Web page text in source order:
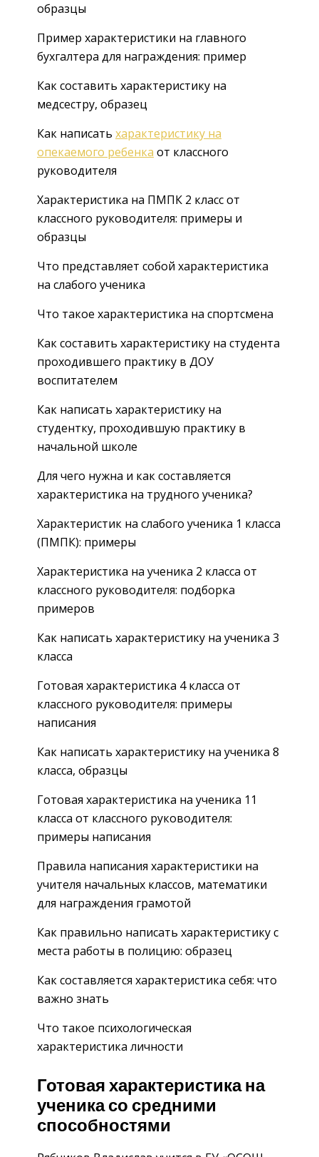
образцы
Пример характеристики на главного
бухгалтера для награждения: пример
Как составить характеристику на
медсестру, образец
Как написать характеристику на
опекаемого ребенка от классного
руководителя
Характеристика на ПМПК 2 класс от
классного руководителя: примеры и
образцы
Что представляет собой характеристика
на слабого ученика
Что такое характеристика на спортсмена
Как составить характеристику на студента
проходившего практику в ДОУ
воспитателем
Как написать характеристику на
студентку, проходившую практику в
начальной школе
Для чего нужна и как составляется
характеристика на трудного ученика?
Характеристик на слабого ученика 1 класса
(ПМПК): примеры
Характеристика на ученика 2 класса от
классного руководителя: подборка
примеров
Как написать характеристику на ученика 3
класса
Готовая характеристика 4 класса от
классного руководителя: примеры
написания
Как написать характеристику на ученика 8
класса, образцы
Готовая характеристика на ученика 11
класса от классного руководителя:
примеры написания
Правила написания характеристики на
учителя начальных классов, математики
для награждения грамотой
Как правильно написать характеристику с
места работы в полицию: образец
Как составляется характеристика себя: что
важно знать
Что такое психологическая
характеристика личности
Готовая характеристика на
ученика со средними
способностями